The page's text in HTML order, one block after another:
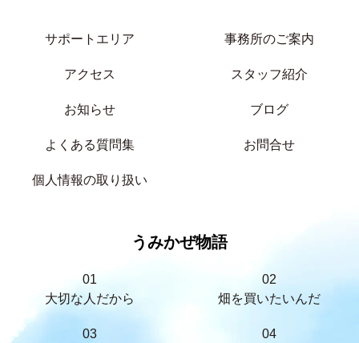
サポートエリア 事務所のご案内
アクセス スタッフ紹介
お知らせ ブログ
よくある質問集 お問合せ
個人情報の取り扱い
うみかぜ物語
01
大切な人だから
02
畑を買いたいんだ
03
04